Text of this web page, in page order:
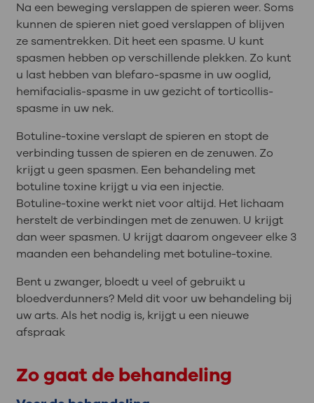
Na een beweging verslappen de spieren weer. Soms
kunnen de spieren niet goed verslappen of blijven
ze samentrekken. Dit heet een spasme. U kunt
spasmen hebben op verschillende plekken. Zo kunt
u last hebben van blefaro-spasme in uw ooglid,
hemifacialis-spasme in uw gezicht of torticollis-
spasme in uw nek.
Botuline-toxine verslapt de spieren en stopt de
verbinding tussen de spieren en de zenuwen. Zo
krijgt u geen spasmen. Een behandeling met
botuline toxine krijgt u via een injectie.
Botuline-toxine werkt niet voor altijd. Het lichaam
herstelt de verbindingen met de zenuwen. U krijgt
dan weer spasmen. U krijgt daarom ongeveer elke 3
maanden een behandeling met botuline-toxine.
Bent u zwanger, bloedt u veel of gebruikt u
bloedverdunners? Meld dit voor uw behandeling bij
uw arts. Als het nodig is, krijgt u een nieuwe
afspraak
Zo gaat de behandeling